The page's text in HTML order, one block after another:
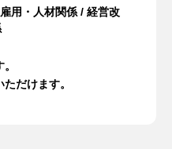
雇用・人材関係 / 経営改
だけます。